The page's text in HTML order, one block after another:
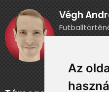
Az
Végh